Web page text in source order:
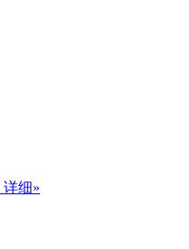
详细»